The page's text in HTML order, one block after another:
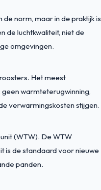
norm, maar in de praktijk is
de luchtkwaliteit, niet de
omgevingen.
Het meest
warmteterugwinning,
verwarmingskosten stijgen.
(WTW). De WTW
is de standaard voor nieuwe
panden.